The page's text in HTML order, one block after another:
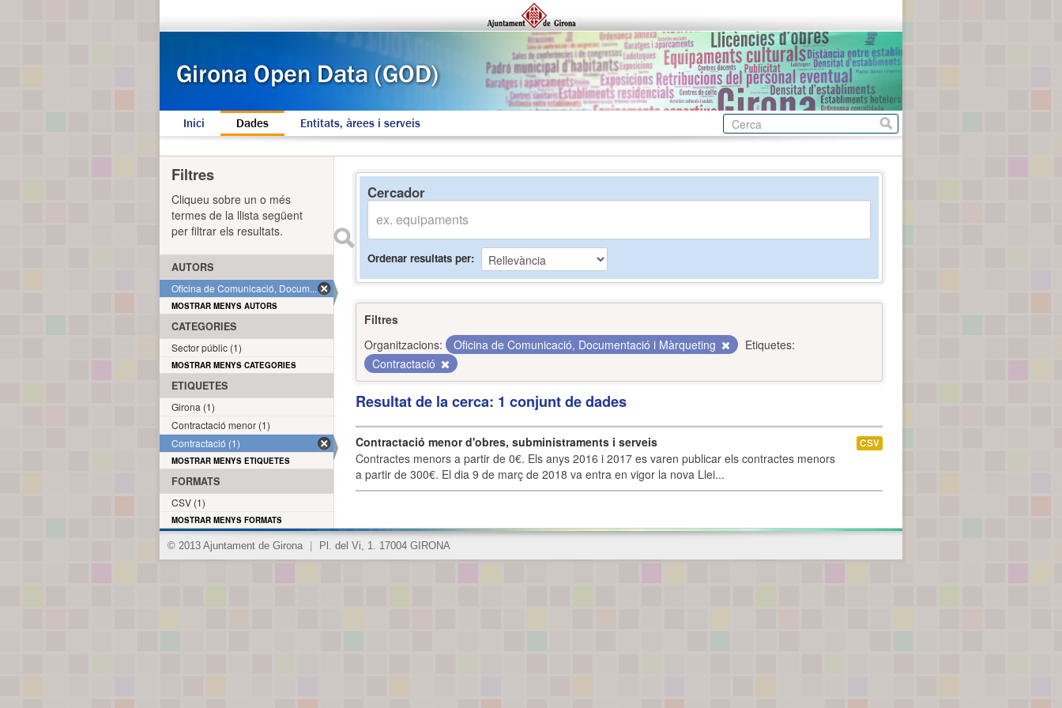
Inici Dades Entitats, àrees i serveis
Cercador
Ordenar resultats per
Filtres
Organitzacions:
Oficina de Comunicació, Documentació i Màrqueting
Etiquetes:
Contractació
Resultat de la cerca: 1 conjunt de dades
Contractació menor d'obres, subministraments i serveis
Contractes menors a partir de 0€. Els anys 2016 i 2017 es varen publicar els contractes menors
a partir de 300€. El dia 9 de març de 2018 va entra en vigor la nova Llei...
CSV
Filtres
Cliqueu sobre un o més
termes de la llista següent
per filtrar els resultats.
AUTORS
Oficina de Comunicació, Docum... (1)
MOSTRAR MENYS AUTORS
CATEGORIES
Sector públic (1)
MOSTRAR MENYS CATEGORIES
ETIQUETES
Girona (1)
Contractació menor (1)
Contractació (1)
MOSTRAR MENYS ETIQUETES
FORMATS
CSV (1)
MOSTRAR MENYS FORMATS
© 2013 Ajuntament de Girona Pl. del Vi, 1. 17004 GIRONA